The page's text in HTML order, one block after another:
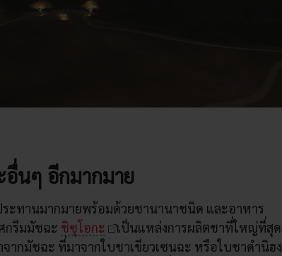
นๆ อีกมากมาย
ะทานมากมายพร้อมด้วยชานานาชนิด และอาหาร
กรีมมัชฉะ ชิซุโอกะ
เป็นแหล่งการผลิตชาที่ใหญ่ที่สุด
กมัชฉะ ที่มาจากใบชาเขียวเซนฉะ หรือใบชาดำนิฮง